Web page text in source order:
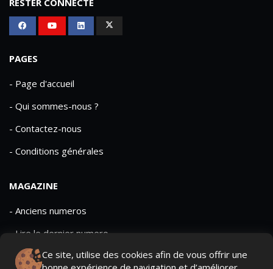
Ce site, utilise des cookies afin de vous offrir une
RESTER CONNECTÉ
PAGES
- Page d'accueil
- Qui sommes-nous ?
- Contactez-nous
- Conditions générales
MAGAZINE
- Anciens numeros
- Lire le dernier numero
- Publicite